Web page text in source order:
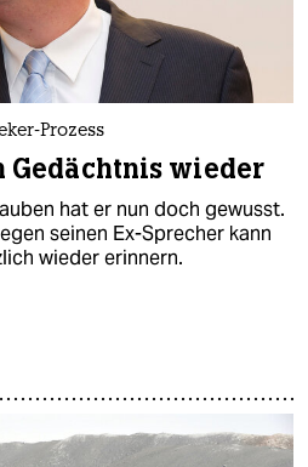
Prozess
wieder
hat er nun doch gewusst.
seinen Ex-Sprecher kann
wieder erinnern.